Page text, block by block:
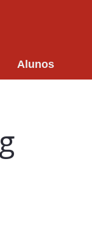
Alunos